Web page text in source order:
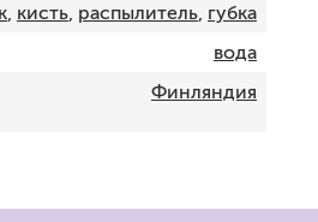
краски
, кисть, распылитель, губка
вода
Финляндия